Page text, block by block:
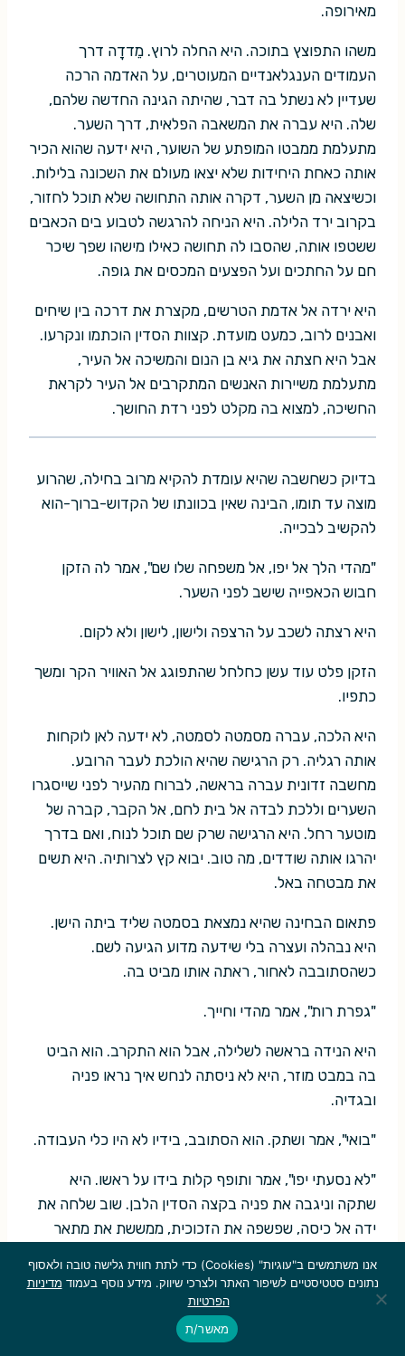
מאירופה.
משהו התפוצץ בתוכה. היא החלה לרוץ. מֵדדָה דרך
העמודים הענגלאנדיים המעוטרים, על האדמה הרכה
שעדיין לא נשתל בה דבר, שהיתה הגינה החדשה שלהם,
שלה. היא עברה את המשאבה הפלאית, דרך השער.
מתעלמת ממבטו המופתע של השוער, היא ידעה שהוא הכיר
אותה כאחת היחידות שלא יצאו מעולם את השכונה בלילות.
וכשיצאה מן השער, דקרה אותה התחושה שלא תוכל לחזור,
בקרוב ירד הלילה. היא הניחה להרגשה לטבוע בים הכאבים
ששטפו אותה, שהסבו לה תחושה כאילו מישהו שפך שיכר
חם על החתכים ועל הפצעים המכסים את גופה.
היא ירדה אל אדמת הטרשים, מקצרת את דרכה בין שיחים
ואבנים לרוב, כמעט מועדת. קצוות הסדין הוכתמו ונקרעו.
אבל היא חצתה את גיא בן הנום והמשיכה אל העיר,
מתעלמת משיירות האנשים המתקרבים אל העיר לקראת
החשיכה, למצוא בה מקלט לפני רדת החושך.
בדיוק כשחשבה שהיא עומדת להקיא מרוב בחילה, שהרוע
מוצה עד תומו, הבינה שאין בכוונתו של הקדוש-ברוך-הוא
להקשיב לבכייה.
"מהדי הלך אל יפו, אל משפחה שלו שם", אמר לה הזקן
חבוש הכאפייה שישב לפני השער.
היא רצתה לשכב על הרצפה ולישון, לישון ולא לקום.
הזקן פלט עוד עשן כחלחל שהתפוגג אל האוויר הקר ומשך
כתפיו.
היא הלכה, עברה מסמטה לסמטה, לא ידעה לאן לוקחות
אותה רגליה. רק הרגישה שהיא הולכת לעבר הרובע.
מחשבה זדונית עברה בראשה, לברוח מהעיר לפני שייסגרו
השערים וללכת לבדה אל בית לחם, אל הקבר, קברה של
מוטער רחל. היא הרגישה שרק שם תוכל לנוח, ואם בדרך
יהרגו אותה שודדים, מה טוב. יבוא קץ לצרותיה. היא תשים
את מבטחה באל.
פתאום הבחינה שהיא נמצאת בסמטה שליד ביתה הישן.
היא נבהלה ועצרה בלי שידעה מדוע הגיעה לשם.
כשהסתובבה לאחור, ראתה אותו מביט בה.
"גפרת רות", אמר מהדי וחייך.
היא הנידה בראשה לשלילה, אבל הוא התקרב. הוא הביט
בה במבט מוזר, היא לא ניסתה לנחש איך נראו פניה
ובגדיה.
"בואי", אמר ושתק. הוא הסתובב, בידיו לא היו כלי העבודה.
"לא נסעתי יפו", אמר ותופף קלות בידו על ראשו. היא
שתקה וניגבה את פניה בקצה הסדין הלבן. שוב שלחה את
ידה אל כיסה, שפשפה את הזכוכית, ממששת את מתאר
רוב הזמן הוא הלך לפניה, אבל הסתכל לאחור מדי פעם.
הם צעדו ללא מילים. אט-אט הפכו הסמטאות בהן עברו
קטנות יותר וחשוכות. האבנים החלקות המחוברות
אנו משתמשים ב"עוגיות" (Cookies) כדי לתת חווית גלישה טובה ולאסוף
נתונים סטטיסטיים לשיפור האתר ולצרכי שיווק. מידע נוסף בעמוד מדיניות
הפרטיות
מאשר/ת